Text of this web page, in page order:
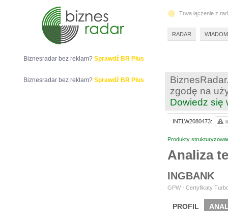
zgodę na
Dowiedz się
Produkty
Analiza
INGBANK
GPW - Certyfikaty
PROFIL
INTLW2080473:
Biznesradar bez reklam? Sprawdź BR Plus
Biznesradar bez reklam? Sprawdź BR Plus
Trwa łączenie z
RADAR